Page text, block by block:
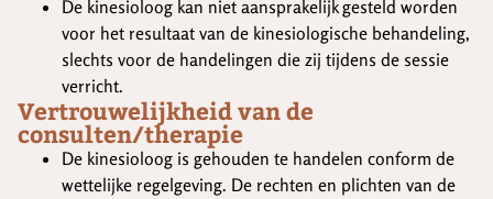
De kinesioloog kan niet aansprakelijk gesteld worden
voor het resultaat van de kinesiologische behandeling,
slechts voor de handelingen die zij tijdens de sessie
verricht.
Vertrouwelijkheid van de
consulten/therapie
De kinesioloog is gehouden te handelen conform de
wettelijke regelgeving. De rechten en plichten van de